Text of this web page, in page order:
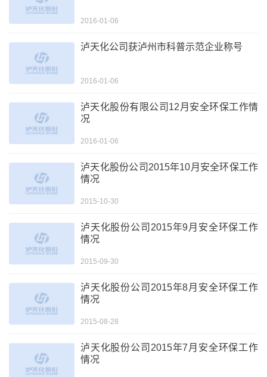
2016-01-06
泸天化公司获泸州市科普示范企业称号
2016-01-06
泸天化股份有限公司12月安全环保工作情
况
2016-01-06
泸天化股份公司2015年10月安全环保工作
情况
2015-10-30
泸天化股份公司2015年9月安全环保工作
情况
2015-09-30
泸天化股份公司2015年8月安全环保工作
情况
2015-08-28
泸天化股份公司2015年7月安全环保工作
情况